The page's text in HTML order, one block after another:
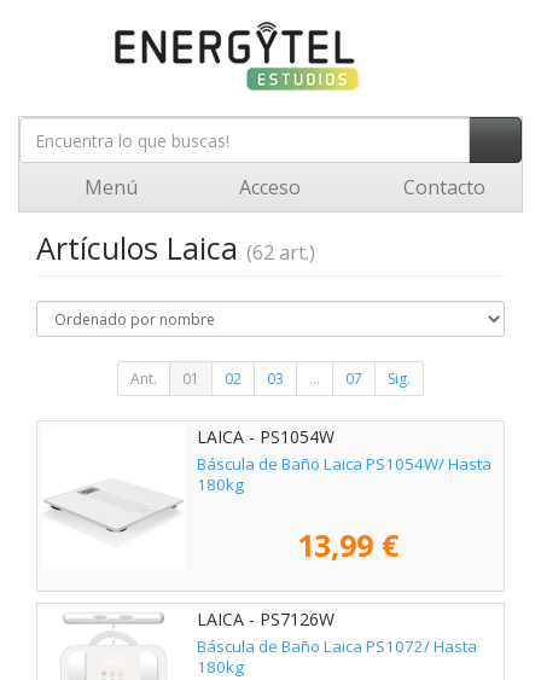
Menú Acceso Contacto
Artículos Laica (62 art.)
Ant. 01 02 03 ... 07 Sig.
LAICA - PS1054W
Báscula de Baño Laica PS1054W/ Hasta
180kg
13,99 €
LAICA - PS7126W
Báscula de Baño Laica PS1072/ Hasta
180kg